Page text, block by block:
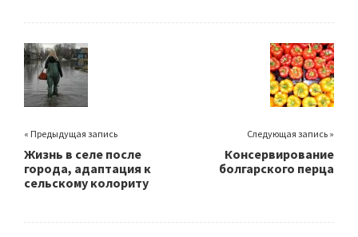
« Предыдущая запись
Жизнь в селе после
города, адаптация к
сельскому колориту
Следующая запись »
Консервирование
болгарского перца